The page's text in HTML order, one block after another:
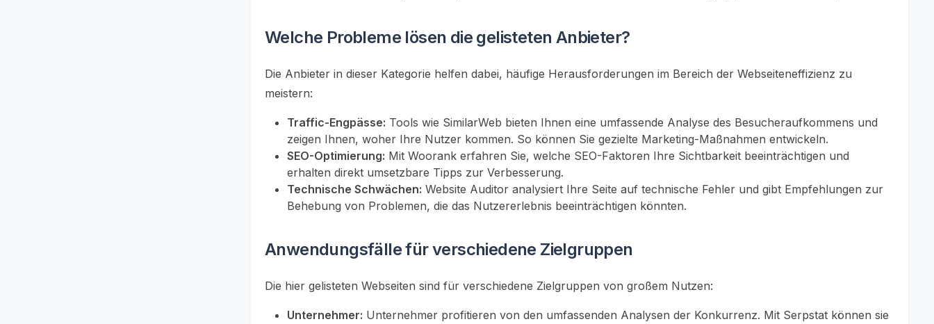
Welche Probleme lösen die gelisteten Anbieter?
Die Anbieter in dieser Kategorie helfen dabei, häufige Herausforderungen im Bereich der Webseiteneffizienz zu
meistern:
Traffic-Engpässe: Tools wie SimilarWeb bieten Ihnen eine umfassende Analyse des Besucheraufkommens und
zeigen Ihnen, woher Ihre Nutzer kommen. So können Sie gezielte Marketing-Maßnahmen entwickeln.
SEO-Optimierung: Mit Woorank erfahren Sie, welche SEO-Faktoren Ihre Sichtbarkeit beeinträchtigen und
erhalten direkt umsetzbare Tipps zur Verbesserung.
Technische Schwächen: Website Auditor analysiert Ihre Seite auf technische Fehler und gibt Empfehlungen zur
Behebung von Problemen, die das Nutzererlebnis beeinträchtigen könnten.
Anwendungsfälle für verschiedene Zielgruppen
Die hier gelisteten Webseiten sind für verschiedene Zielgruppen von großem Nutzen:
Unternehmer: Unternehmer profitieren von den umfassenden Analysen der Konkurrenz. Mit Serpstat können sie